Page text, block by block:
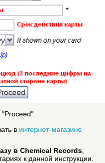
в интернет-магазине
в Chemical Records
к данной инструкции.